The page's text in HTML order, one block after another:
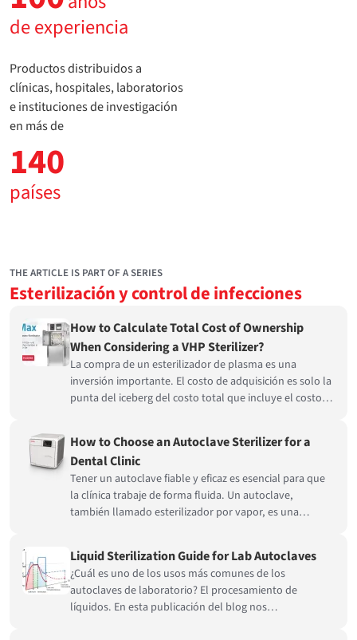
de experiencia
Productos distribuidos a
clínicas, hospitales, laboratorios
e instituciones de investigación
en más de
140
países
THE ARTICLE IS PART OF A SERIES
Esterilización y control de infecciones
How to Calculate Total Cost of Ownership
When Considering a VHP Sterilizer?
La compra de un esterilizador de plasma es una
inversión importante. El costo de adquisición es solo la
punta del iceberg del costo total que incluye el costo
How to Choose an Autoclave Sterilizer for a
Dental Clinic
Tener un autoclave fiable y eficaz es esencial para que
la clínica trabaje de forma fluida. Un autoclave,
también llamado esterilizador por vapor, es una
gérmenes en el equipo odontológico...
Liquid Sterilization Guide for Lab Autoclaves
¿Cuál es uno de los usos más comunes de los
autoclaves de laboratorio? El procesamiento de
líquidos. En esta publicación del blog nos